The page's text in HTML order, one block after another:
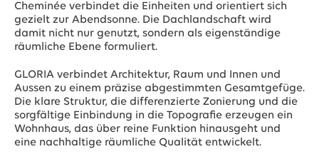
Cheminée verbindet die Einheiten und orientiert sich
gezielt zur Abendsonne. Die Dachlandschaft wird
damit nicht nur genutzt, sondern als eigenständige
räumliche Ebene formuliert.
GLORIA verbindet Architektur, Raum und Innen und
Aussen zu einem präzise abgestimmten Gesamtgefüge.
Die klare Struktur, die differenzierte Zonierung und die
sorgfältige Einbindung in die Topografie erzeugen ein
Wohnhaus, das über reine Funktion hinausgeht und
eine nachhaltige räumliche Qualität entwickelt.